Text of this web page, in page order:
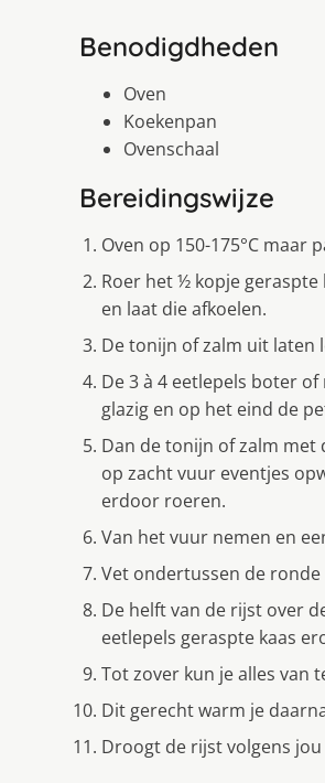
Benodigdheden
Oven
Koekenpan
Ovenschaal
Bereidingswijze
Oven op 150-175°C maar
Roer het ½ kopje
en laat die afkoelen.
De tonijn of zalm uit laten
De 3 à 4 eetlepels boter
glazig en op het eind de
Dan de tonijn of zalm
op zacht vuur eventjes
erdoor roeren.
Van het vuur nemen en
Vet ondertussen de
De helft van de rijst over
eetlepels geraspte kaas
Tot zover kun je alles van
Dit gerecht warm je
Droogt de rijst volgens